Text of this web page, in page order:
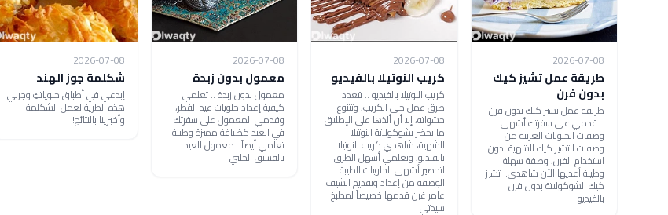
2026-07-08
طريقة عمل تشيز كيك
بدون فرن
طريقة عمل تشيز كيك بدون فرن
.. قدمي على سفرتك أشهى
وصفات الحلويات الغربية من
وصفات التشيز كيك الشهية بدون
استخدام الفرن، وصفة سهلة
وطيبة أعديها الآن شاهدي: تشيز
كيك الشوكولاتة بدون فرن
بالفيديو
2026-07-08
كريب النوتيلا بالفيديو
كريب النوتيلا بالفيديو .. تتعدد
طرق عمل حلى الكريب، وتتنوع
حشواته، إلا أن ألذها على الإطلاق
ما يحضر بشوكولاتة النوتيلا
الشهية، شاهدي كريب النوتيلا
بالفيديو، وتعلمي أسهل الطرق
لتحضير أشهى الحلويات الطيبة
الوصفة من إعداد وتقديم الشيف
عامر غبن قدمها خصيصاً لمطبخ
سيدتي
2026-07-08
معمول بدون زبدة
معمول بدون زبدة .. تعلمي
كيفية إعداد حلويات عيد الفطر،
وقدمي المعمول على سفرتك
في العيد كضيافة مميزة وطيبة
تعلمي أيضاً: معمول العيد
بالفستق الحلبي
2026-07-08
شكلمة جوز الهند
إبدعي في أطباق حلوياتكِ وجربي
هذه الطرية لعمل الشكلمة
وأخبرينا بالنتائج!